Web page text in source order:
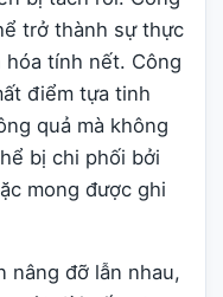
trở thành sự thực
tính nết. Công
điểm tựa tinh
quả mà không
bị chi phối bởi
mong được ghi
nâng đỡ lẫn nhau,